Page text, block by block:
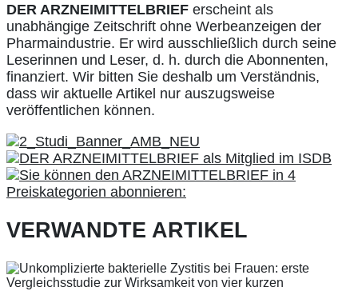
DER ARZNEIMITTELBRIEF erscheint als
unabhängige Zeitschrift ohne Werbeanzeigen der
Pharmaindustrie. Er wird ausschließlich durch seine
Leserinnen und Leser, d. h. durch die Abonnenten,
finanziert. Wir bitten Sie deshalb um Verständnis,
dass wir aktuelle Artikel nur auszugsweise
veröffentlichen können.
VERWANDTE ARTIKEL